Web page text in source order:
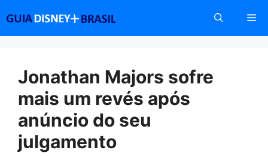
conteúdo
Jonathan Majors sofre
mais um revés após
anúncio do seu
julgamento